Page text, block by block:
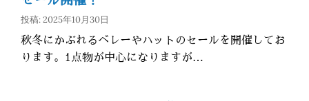
投稿: 2025年10月30日
秋冬にかぶれるベレーやハットのセールを開催してお
ります。1点物が中心になりますが…